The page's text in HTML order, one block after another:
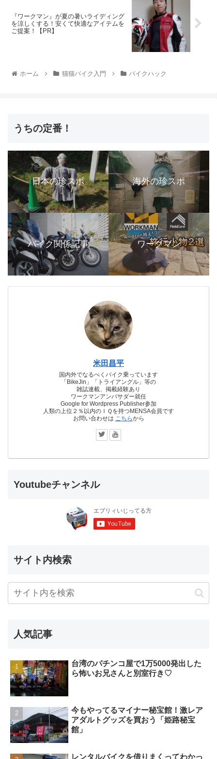
『ワークマン』が夏の暑いライディング
を涼しくする！安くて快適なアイテムを
ご提案！【PR】
ホーム 猫猫バイク入門 バイクハック
うちの定番！
日本の珍スポ 海外の珍スポ
バイク関係記事 ワークマン
米田昌平
国内外でなるべくバイク乗っています
「BikeJin」「トライアングル」等の
雑誌連載、掲載経験あり
ワークマンアンバサダー就任
Google for Wordpress Publisher参加
人類の上位２％以内のＩＱを持つMENSA会員です
お問い合わせは こちらから
Youtubeチャンネル
サイト内検索
人気記事
台湾のパチンコ屋で1万5000発出した
ら怖いお兄さんと別室行き♡
今もやってるマイナー秘宝館！激レア
アダルトグッズを買おう「姫路秘宝
館」
レンタルバイクを借りまくってわかっ